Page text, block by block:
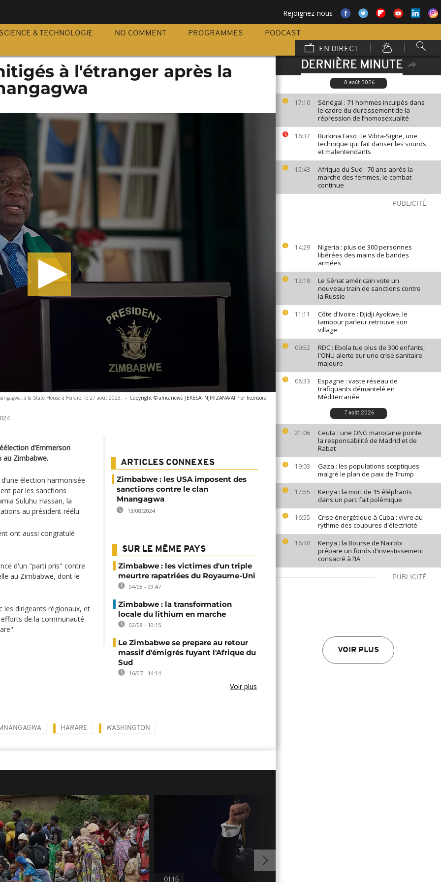
Rejoignez-nous
SCIENCE & TECHNOLOGIE NO COMMENT PROGRAMMES
PODCAST
EN DIRECT
DERNIÈRE MINUTE
8 août 2026
17:10
Sénégal : 71 hommes inculpés dans
le cadre du durcissement de la
répression de l’homosexualité
16:37
Burkina Faso : le Vibra-Signe, une
technique qui fait danser les sourds
et malentendants
15:43
Afrique du Sud : 70 ans après la
marche des femmes, le combat
continue
PUBLICITÉ
14:29
Nigeria : plus de 300 personnes
libérées des mains de bandes
armées
12:18
Le Sénat américain vote un
nouveau train de sanctions contre
la Russie
11:11
Côte d'Ivoire : Djidji Ayokwe, le
tambour parleur retrouve son
village
09:52
RDC : Ebola tue plus de 300 enfants,
l'ONU alerte sur une crise sanitaire
majeure
08:33
Espagne : vaste réseau de
trafiquants démantelé en
Méditerranée
7 août 2026
21:06
Ceuta : une ONG marocaine pointe
la responsabilité de Madrid et de
Rabat
19:03
Gaza : les populations sceptiques
malgré le plan de paix de Trump
17:55
Kenya : la mort de 15 éléphants
dans un parc fait polémique
16:55
Crise énergétique à Cuba : vivre au
rythme des coupures d'électricité
16:40
Kenya : la Bourse de Nairobi
prépare un fonds d’investissement
consacré à l’IA
PUBLICITÉ
VOIR PLUS
à l'étranger après la
à la State House à Harare, le 27 août 2023. - Copyright © africanews JEKESAI NJIKIZANA/AFP or licensors
d’Emmerson
au Zimbabwe.
élection harmonisée
par les sanctions
Suluhu Hassan, la
au président réélu.
ont aussi congratulé
d'un "parti pris" contre
au Zimbabwe, dont le
les dirigeants régionaux, et
de la communauté
ARTICLES CONNEXES
Zimbabwe : les USA imposent des
sanctions contre le clan
Mnangagwa
13/08/2024
SUR LE MÊME PAYS
Zimbabwe : les victimes d'un triple
meurtre rapatriées du Royaume-Uni
04/08 - 09:47
Zimbabwe : la transformation
locale du lithium en marche
02/08 - 10:15
Le Zimbabwe se prepare au retour
massif d'émigrés fuyant l'Afrique du
Sud
16/07 - 14:14
Voir plus
HARARE WASHINGTON
01:15